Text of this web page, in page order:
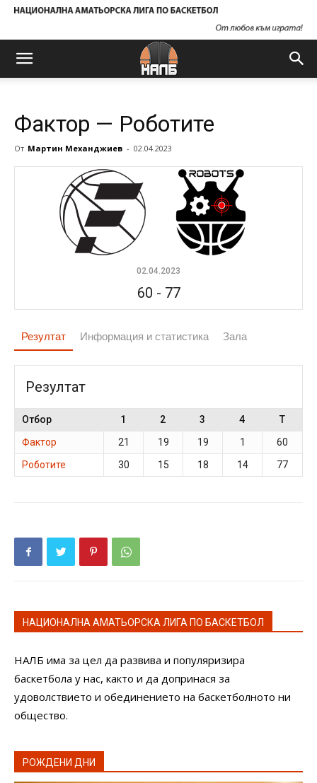
Фактор — Роботите
От Мартин Механджиев - 02.04.2023
02.04.2023
60 - 77
Резултат Информация и статистика Зала
Резултат
Отбор 1 2 3 4
T
Фактор
21 19 19 1
60
Роботите
30 15 18 14 77
НАЦИОНАЛНА АМАТЬОРСКА ЛИГА ПО БАСКЕТБОЛ
НАЛБ има за цел да развива и популяризира
баскетбола у нас, както и да допринася за
удоволствието и обединението на баскетболното ни
общество.
РОЖДЕНИ ДНИ